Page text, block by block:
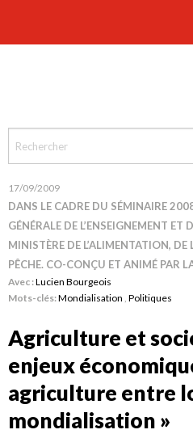
17/09/2009
DANS LE CADRE DU SÉMINAIRE
GÉNÉRALE DE L’ENSEIGNEMENT ET
MINISTÈRE DE L’ALIMENTATION, DE
PÊCHE. CO-CONÇU ET ANIMÉ PAR
Avec :Lucien Bourgeois
Mots-clés:Mondialisation , Politiques
Agriculture et
enjeux
agriculture entre
mondialisation »